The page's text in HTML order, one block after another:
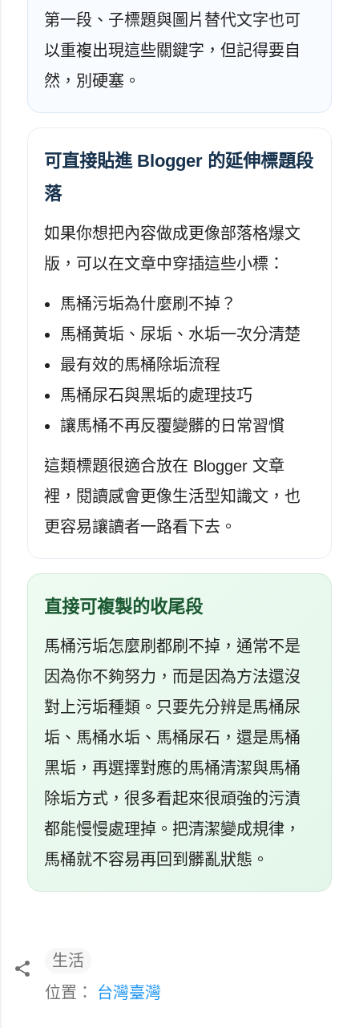
第一段、子標題與圖片替代文字也可
以重複出現這些關鍵字，但記得要自
然，別硬塞。
可直接貼進 Blogger 的延伸標題段
落
如果你想把內容做成更像部落格爆文
版，可以在文章中穿插這些小標：
馬桶污垢為什麼刷不掉？
馬桶黃垢、尿垢、水垢一次分清楚
最有效的馬桶除垢流程
馬桶尿石與黑垢的處理技巧
讓馬桶不再反覆變髒的日常習慣
這類標題很適合放在 Blogger 文章
裡，閱讀感會更像生活型知識文，也
更容易讓讀者一路看下去。
直接可複製的收尾段
馬桶污垢怎麼刷都刷不掉，通常不是
因為你不夠努力，而是因為方法還沒
對上污垢種類。只要先分辨是馬桶尿
垢、馬桶水垢、馬桶尿石，還是馬桶
黑垢，再選擇對應的馬桶清潔與馬桶
除垢方式，很多看起來很頑強的污漬
都能慢慢處理掉。把清潔變成規律，
馬桶就不容易再回到髒亂狀態。
生活
位置： 台灣臺灣